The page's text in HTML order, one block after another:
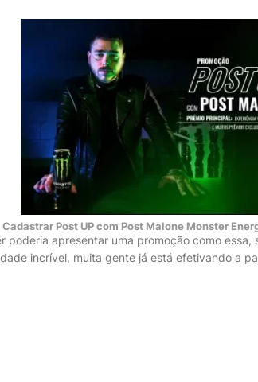
Cadastrar Post UP com Post Malone Monster
poderia apresentar uma promoção como essa,
incrível, muita gente já está efetivando a